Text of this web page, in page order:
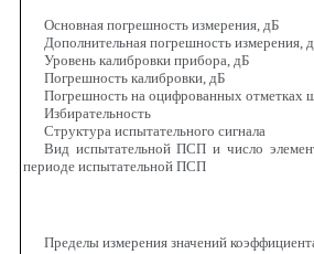
Основная погрешность измерения, дБ
Дополнительная погрешность измерения,
Уровень калибровки прибора, дБ
Погрешность калибровки, дБ
Погрешность на оцифрованных отметках
Избирательность
Структура испытательного сигнала
Вид испытательной ПСП и число
периоде испытательной ПСП
Пределы измерения значений